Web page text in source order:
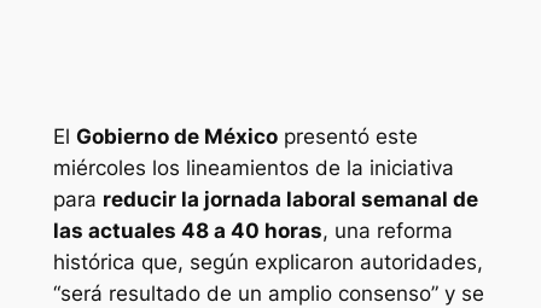
El Gobierno de Méxicopresentó este
miércoles los lineamientos de la iniciativa
para reducir la jornada laboral semanal de
las actuales 48 a 40 horas, una reforma
histórica que, según explicaron autoridades,
“será resultado de un amplio consenso” y se